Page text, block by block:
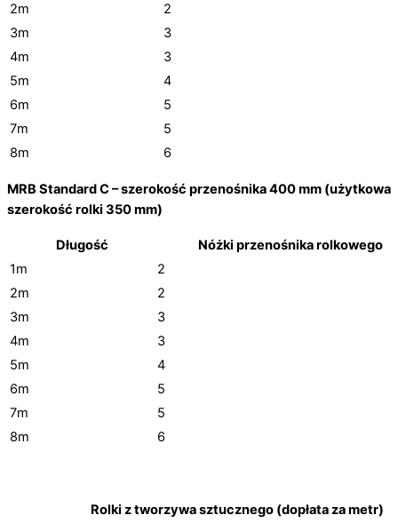
2m
2
3m
3
4m
3
5m
4
6m
5
7m
5
8m
6
MRB Standard C – szerokość przenośnika 400 mm (użytkowa
szerokość rolki 350 mm)
Długość
Nóżki przenośnika rolkowego
1m
2
2m
2
3m
3
4m
3
5m
4
6m
5
7m
5
8m
6
Rolki z tworzywa sztucznego (dopłata za metr)